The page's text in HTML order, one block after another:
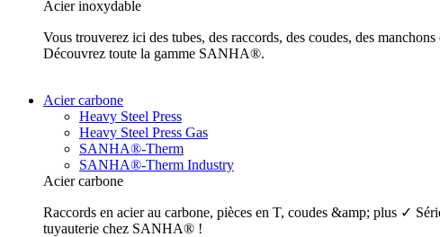
Acier inoxydable
Vous trouverez ici des tubes, des raccords, des coudes, des
Découvrez toute la gamme SANHA®.
Acier carbone
Heavy Steel Press
Heavy Steel Press Gas
SANHA®-Therm
SANHA®-Therm Industry
Acier carbone
Raccords en acier au carbone, pièces en T, coudes &amp; plus ✓
tuyauterie chez SANHA® !